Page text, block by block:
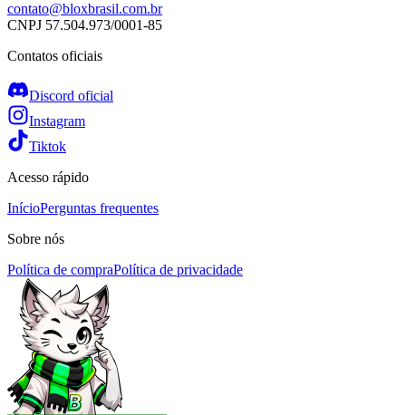
contato@bloxbrasil.com.br
CNPJ 57.504.973/0001-85
Contatos oficiais
Discord oficial
Instagram
Tiktok
Acesso rápido
InícioPerguntas frequentes
Sobre nós
Política de compraPolítica de privacidade